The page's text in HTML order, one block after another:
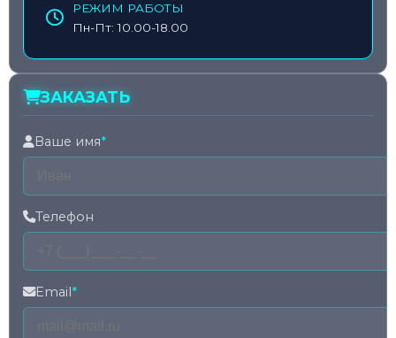
РЕЖИМ РАБОТЫ
Пн-Пт: 10.00-18.00
ЗАКАЗАТЬ
Ваше имя*
Телефон
Email *